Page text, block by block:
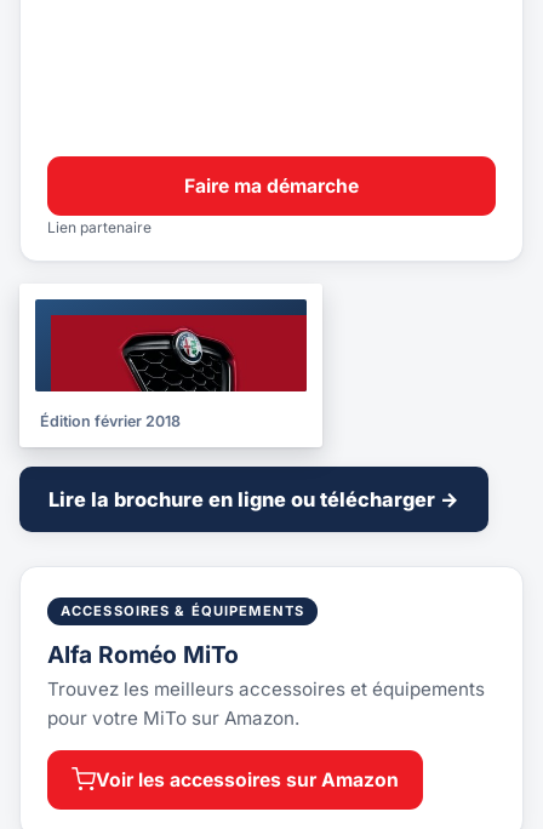
Faire ma démarche
Lien partenaire
2018
Édition février 2018
Lire la brochure en ligne ou télécharger →
ACCESSOIRES & ÉQUIPEMENTS
Alfa Roméo MiTo
Trouvez les meilleurs accessoires et équipements
pour votre MiTo sur Amazon.
Voir les accessoires sur Amazon